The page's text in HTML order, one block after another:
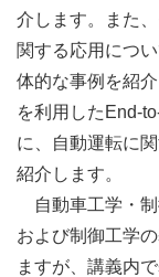
介します。また
関する応用につ
体的な事例を紹
を利⽤したEnd-
に、自動運転に
紹介します。
自動車工学・制
および制御工学
ますが、講義内